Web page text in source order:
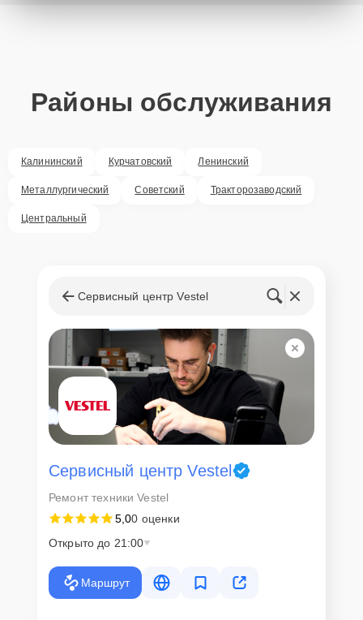
Районы обслуживания
Калининский Курчатовский Ленинский
Металлургический Советский Тракторозаводский
Центральный
Сервисный центр Vestel
Сервисный центр Vestel
Ремонт техники Vestel
5,00 оценки
Открыто до 21:00
Маршрут